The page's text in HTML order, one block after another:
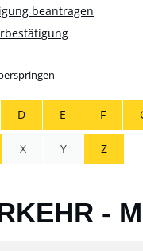
beantragen
D E F
X Y Z
-